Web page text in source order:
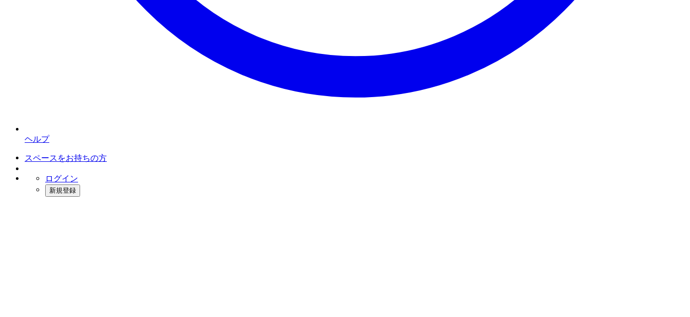
ヘルプ
スペースをお持ちの方
ログイン
新規登録